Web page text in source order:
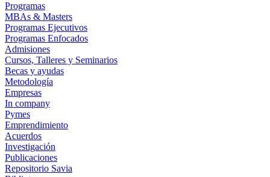
Programas
MBAs & Masters
Programas Ejecutivos
Programas Enfocados
Admisiones
Cursos, Talleres y Seminarios
Becas y ayudas
Metodología
Empresas
In company
Pymes
Emprendimiento
Acuerdos
Investigación
Publicaciones
Repositorio Savia